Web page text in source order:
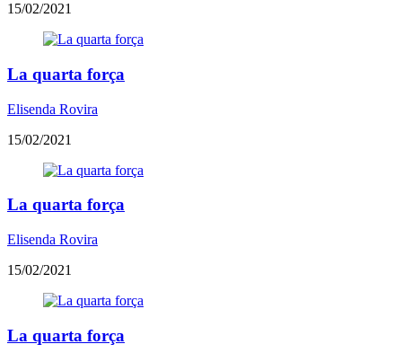
15/02/2021
La quarta força
Elisenda Rovira
15/02/2021
La quarta força
Elisenda Rovira
15/02/2021
La quarta força